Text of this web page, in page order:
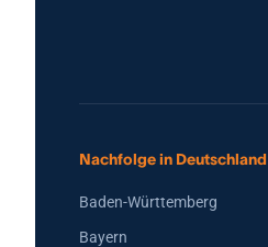
Nachfolge in Deutschland
Baden-Württemberg
Bayern